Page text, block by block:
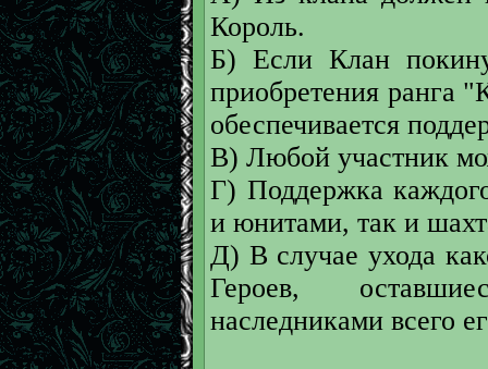
Король.
Б) Если Клан
приобретения ранга
обеспечивается
В) Любой участник
Г) Поддержка
и юнитами, так и
Д) В случае ухода
Героев,
наследниками всего